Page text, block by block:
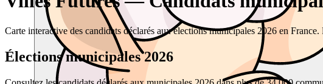
Carte interactive des candidats déclarés aux élections municipales 2026 en
Élections municipales 2026